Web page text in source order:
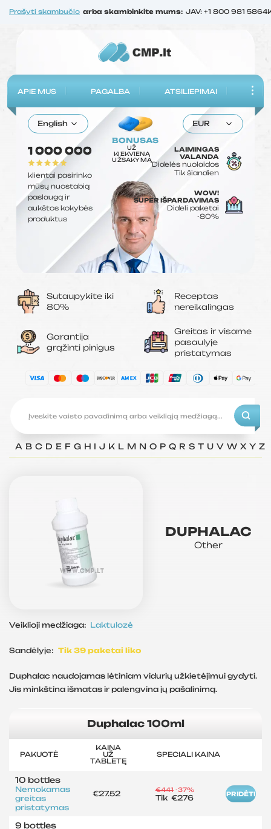
Prašyti skambučio arba skambinkite mums: JAV: +1 800 981 5864
APIE MUS PAGALBA ATSILIEPIMAI
BONUSAS
UŽ
KIEKVIENĄ
UŽSAKYMĄ
English EUR
1 000 000
klientai pasirinko
mūsų nuostabią
paslaugą ir
aukštos kokybės
produktus
LAIMINGAS
VALANDA
Didelės nuolaidos
Tik šiandien
WOW!
SUPER IŠPARDAVIMAS
Dideli paketai
-80%
Sutaupykite iki
80%
Receptas
nereikalingas
Garantija
grąžinti pinigus
Greitas ir visame
pasaulyje
pristatymas
A B C D E F G H I J K L M N O P Q R S T U V W X Y Z
DUPHALAC
Other
Veiklioji medžiaga: Laktulozė
Sandėlyje: Tik 39 paketai liko
Duphalac naudojamas lėtiniam vidurių užkietėjimui gydyti.
Jis minkština išmatas ir palengvina jų pašalinimą.
Duphalac 100ml
PAKUOTĖ
KAINA
UŽ
TABLETĘ
SPECIALI KAINA
10 bottles
Nemokamas
greitas
pristatymas
€27.52 €441 -37%
Tik€276 PRIDĖTI
9 bottles